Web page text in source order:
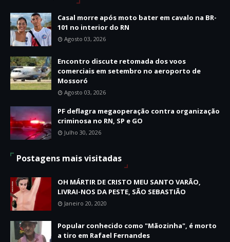
Casal morre após moto bater em cavalo na BR-
101 no interior do RN
Agosto 03, 2026
Encontro discute retomada dos voos
comerciais em setembro no aeroporto de
Mossoró
Agosto 03, 2026
PF deflagra megaoperação contra organização
criminosa no RN, SP e GO
Julho 30, 2026
Postagens mais visitadas
OH MÁRTIR DE CRISTO MEU SANTO VARÃO,
LIVRAI-NOS DA PESTE, SÃO SEBASTIÃO
Janeiro 20, 2020
Popular conhecido como "Mãozinha", é morto
a tiro em Rafael Fernandes